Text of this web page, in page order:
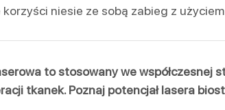
korzyści niesie ze sobą zabieg z
to stosowany we współczesnej
tkanek. Poznaj potencjał lasera